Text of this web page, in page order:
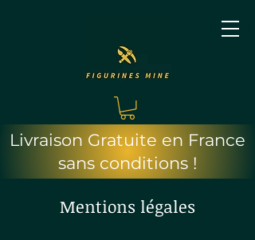
Livraison Gratuite en France
sans conditions !
Mentions légales